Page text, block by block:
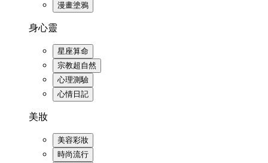
漫畫塗鴉
身心靈
星座算命
宗教超自然
心理測驗
心情日記
美妝
美容彩妝
時尚流行